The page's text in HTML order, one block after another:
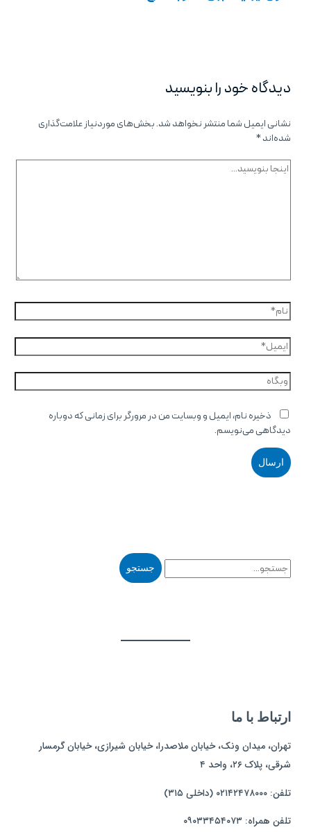
دیدگاه‌ خود را بنویسید
نشانی ایمیل شما منتشر نخواهد شد.بخش‌های موردنیاز علامت‌گذاری
شده‌اند*
ذخیره نام، ایمیل و وبسایت من در مرورگر برای زمانی که دوباره
دیدگاهی می‌نویسم.
ارتباط با ما
تهران، میدان ونک، خیابان ملاصدرا، خیابان شیرازی، خیابان گرمسار
شرقی، پلاک ۲۶، واحد ۴
تلفن: ۰۲۱۴۲۴۷۸۰۰۰ (داخلی ۳۱۵)
تلفن همراه: ۰۹۰۳۳۴۵۴۰۷۳